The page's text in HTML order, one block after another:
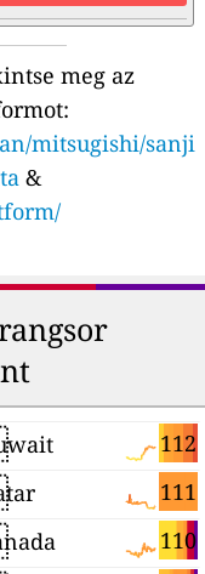
meg az
mitsugishi/sanji
&
112
111
110